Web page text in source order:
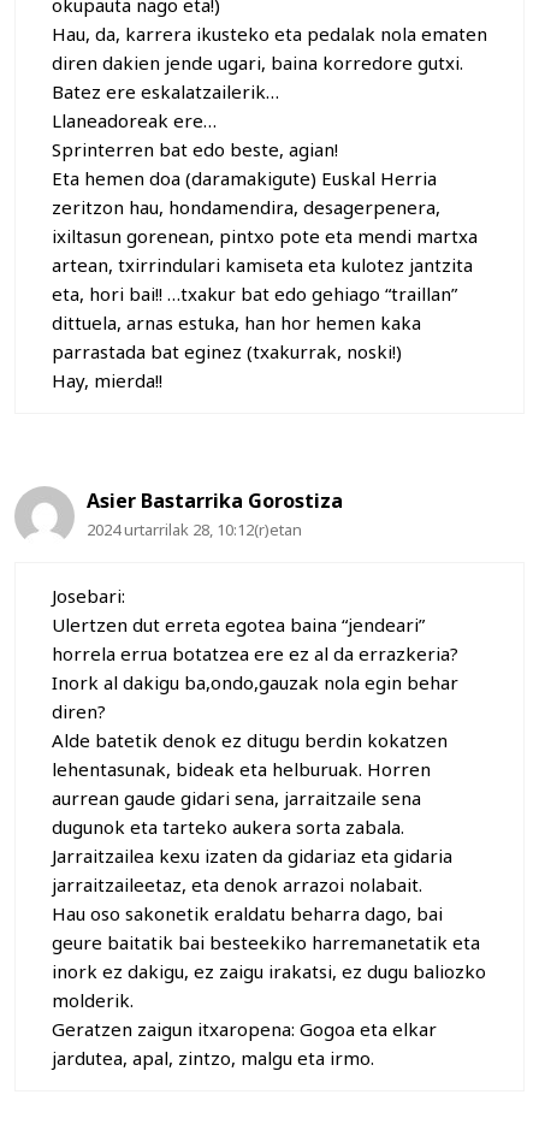
Hau, da, karrera ikusteko eta pedalak nola ematen
diren dakien jende ugari, baina korredore gutxi.
Batez ere eskalatzailerik…
Llaneadoreak ere…
Sprinterren bat edo beste, agian!
Eta hemen doa (daramakigute) Euskal Herria
zeritzon hau, hondamendira, desagerpenera,
ixiltasun gorenean, pintxo pote eta mendi martxa
artean, txirrindulari kamiseta eta kulotez jantzita
eta, hori bai!! …txakur bat edo gehiago “traillan”
dittuela, arnas estuka, han hor hemen kaka
parrastada bat eginez (txakurrak, noski!)
Hay, mierda!!
Asier Bastarrika Gorostiza
2024 urtarrilak 28, 10:12(r)etan
Josebari:
Ulertzen dut erreta egotea baina “jendeari”
horrela errua botatzea ere ez al da errazkeria?
Inork al dakigu ba,ondo,gauzak nola egin behar
diren?
Alde batetik denok ez ditugu berdin kokatzen
lehentasunak, bideak eta helburuak. Horren
aurrean gaude gidari sena, jarraitzaile sena
dugunok eta tarteko aukera sorta zabala.
Jarraitzailea kexu izaten da gidariaz eta gidaria
jarraitzaileetaz, eta denok arrazoi nolabait.
Hau oso sakonetik eraldatu beharra dago, bai
geure baitatik bai besteekiko harremanetatik eta
inork ez dakigu, ez zaigu irakatsi, ez dugu baliozko
molderik.
Geratzen zaigun itxaropena: Gogoa eta elkar
jardutea, apal, zintzo, malgu eta irmo.